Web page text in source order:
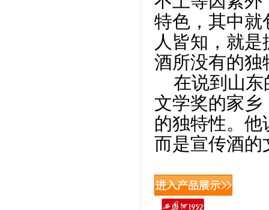
特色，其中就
人皆知，就
酒所没有的独
在说到山东
文学奖的家乡
的独特性。他
而是宣传酒的